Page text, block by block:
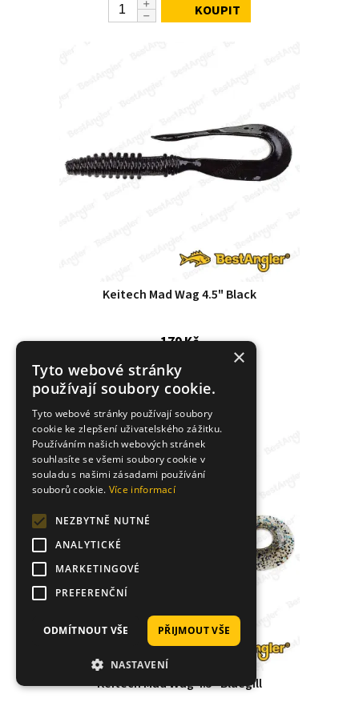
KOUPIT
Keitech Mad Wag 4.5" Black
179 Kč
SKLADEM
KOUPIT
Keitech Mad Wag 4.5" Bluegill
×
Tyto webové stránky
používají soubory cookie.
Tyto webové stránky používají soubory
cookie ke zlepšení uživatelského zážitku.
Používáním našich webových stránek
souhlasíte se všemi soubory cookie v
souladu s našimi zásadami používání
souborů cookie. Více informací
NEZBYTNĚ NUTNÉ
ANALYTICKÉ
MARKETINGOVÉ
PREFERENČNÍ
PŘIJMOUT VŠE
ODMÍTNOUT VŠE
NASTAVENÍ